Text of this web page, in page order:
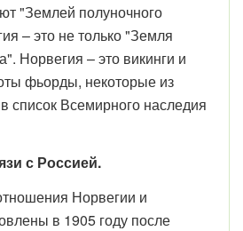
"Землей полуночного
– это не только "Земля
Норвегия – это викинги и
фьорды, некоторые из
список Всемирного наследия
с Россией.
Норвегии и
в 1905 году после